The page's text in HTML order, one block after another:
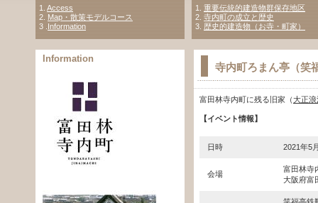
1. Access
2. Map・散策モデルコース
3 . Information
1. 重要伝統的建造物群保存地区
2. 寺内町の成立と歴史
3. 歴史的建造物（お寺・町家）
寺内町ろまん亭（
富田林寺内町に残る旧家（大正
【イベント情報】
日時 2021年5
会場
富田林
大阪府富
Information